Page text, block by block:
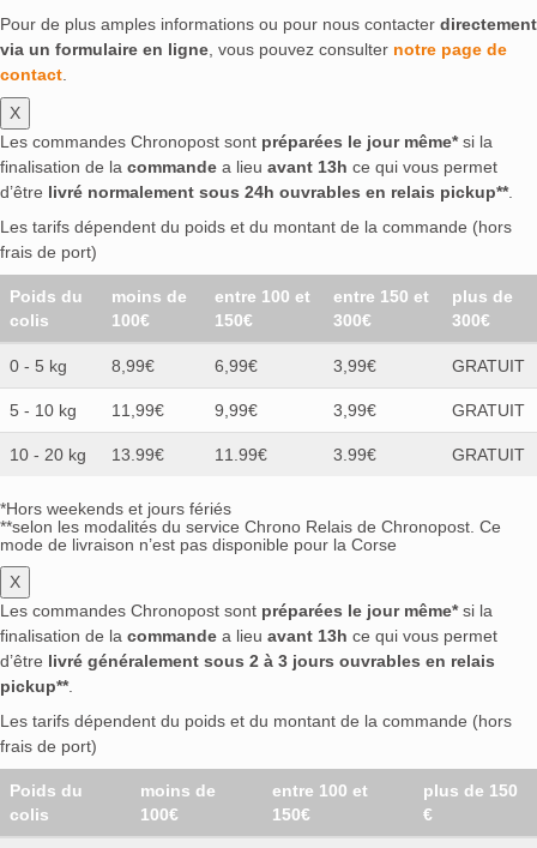
Pour de plus amples informations ou pour nous contacter directement
via un formulaire en ligne , vous pouvez consulter notre page de
contact
X
Les commandes Chronopost sont préparées le jour même*si la
finalisation de la commande a lieu avant 13h ce qui vous permet
d’être livré normalement sous 24h ouvrables en relais pickup**.
Les tarifs dépendent du poids et du montant de la commande (hors
frais de port)
Poids du
colis
moins de
100€
entre 100 et
150€
entre 150 et
300€
plus de
300€
0 - 5 kg 8,99€ 6,99€ 3,99€ GRATUIT
5 - 10 kg 11,99€ 9,99€ 3,99€ GRATUIT
10 - 20 kg 13.99€ 11.99€ 3.99€ GRATUIT
*Hors weekends et jours fériés
**selon les modalités du service Chrono Relais de Chronopost. Ce
mode de livraison n’est pas disponible pour la Corse
X
Les commandes Chronopost sont préparées le jour même*si la
finalisation de la commande a lieu avant 13h ce qui vous permet
d’être livré généralement sous 2 à 3 jours ouvrables en relais
pickup**.
Les tarifs dépendent du poids et du montant de la commande (hors
frais de port)
Poids du
colis
moins de
100€
entre 100 et
150€
plus de 150
€